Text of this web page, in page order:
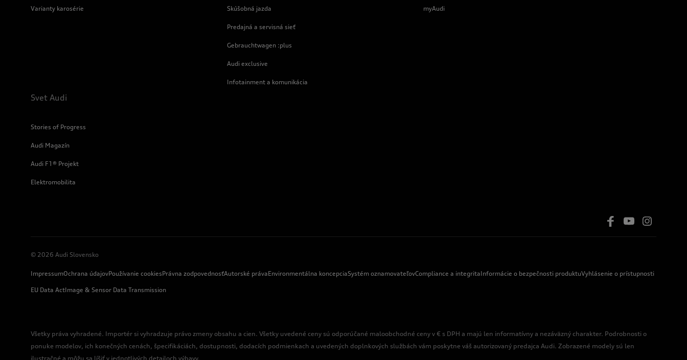
Varianty karosérie Skúšobná jazda
Predajná a servisná sieť
Gebrauchtwagen :plus
Audi exclusive
Infotainment a komunikácia
myAudi
Svet Audi
Stories of Progress
Audi Magazín
Audi F1® Projekt
Elektromobilita
© 2026 Audi Slovensko
ImpressumOchrana údajovPoužívanie cookiesPrávna zodpovednosťAutorské právaEnvironmentálna koncepciaSystém oznamovateľovCompliance a integritaInformácie o bezpečnosti produktuVyhlásenie o prístupnosti
EU Data ActImage & Sensor Data Transmission
Všetky práva vyhradené. Importér si vyhradzuje právo zmeny obsahu a cien. Všetky uvedené ceny sú odporúčané maloobchodné ceny v € s DPH a majú len informatívny a nezáväzný charakter. Podrobnosti o
ponuke modelov, ich konečných cenách, špecifikáciách, dostupnosti, dodacích podmienkach a uvedených doplnkových službách vám poskytne váš autorizovaný predajca Audi. Zobrazené modely sú len
ilustračné a môžu sa líšiť v jednotlivých detailoch výbavy.